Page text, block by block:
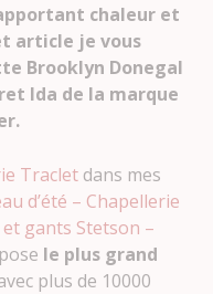
chaleur et
article je vous
Brooklyn Donegal
Ida de la marque
Traclet dans mes
d’été – Chapellerie
et gants Stetson –
le plus grand
plus de 10000